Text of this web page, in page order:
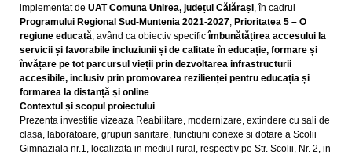
implementat de UAT Comuna Unirea, județul Călărași, în cadrul
Programului Regional Sud-Muntenia 2021-2027, Prioritatea 5 – O
regiune educată, având ca obiectiv specificîmbunătățirea accesului la
servicii și favorabile incluziunii și de calitate în educație, formare și
învățare pe tot parcursul vieții prin dezvoltarea infrastructurii
accesibile, inclusiv prin promovarea rezilienței pentru educația și
formarea la distanță și online.
Contextul și scopul proiectului
Prezenta investitie vizeaza Reabilitare, modernizare, extindere cu sali de
clasa, laboratoare, grupuri sanitare, functiuni conexe si dotare a Scolii
Gimnaziala nr.1, localizata in mediul rural, respectiv pe Str. Scolii, Nr. 2, in